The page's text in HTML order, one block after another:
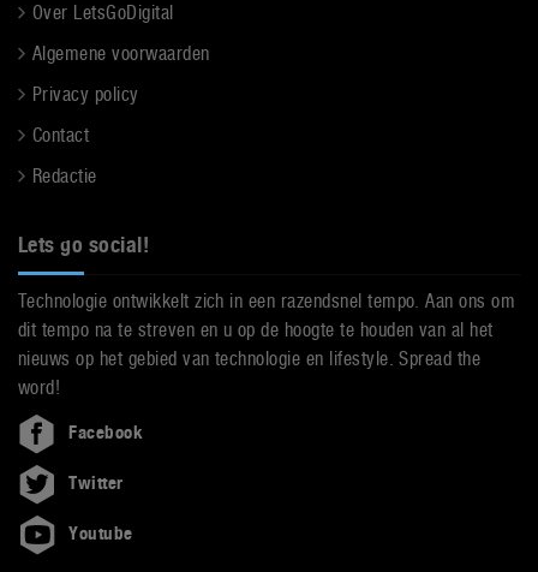
Over LetsGoDigital
Algemene voorwaarden
Privacy policy
Contact
Redactie
Lets go social!
Technologie ontwikkelt zich in een razendsnel tempo. Aan ons om
dit tempo na te streven en u op de hoogte te houden van al het
nieuws op het gebied van technologie en lifestyle. Spread the
word!
Facebook
Twitter
Youtube